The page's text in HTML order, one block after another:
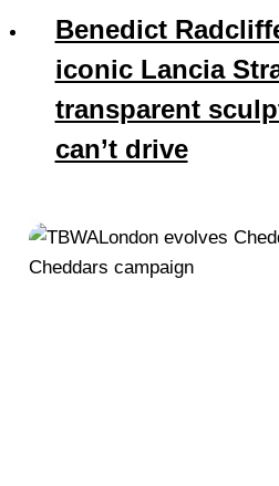
Benedict
iconic Lancia
transparent
can’t drive